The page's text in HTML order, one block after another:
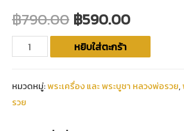
฿790.00 ฿590.00
หยิบใส่ตะกร้า
หมวดหมู่:พระเครื่อง และ พระบูชา หลวงพ่อรวย,
รวย